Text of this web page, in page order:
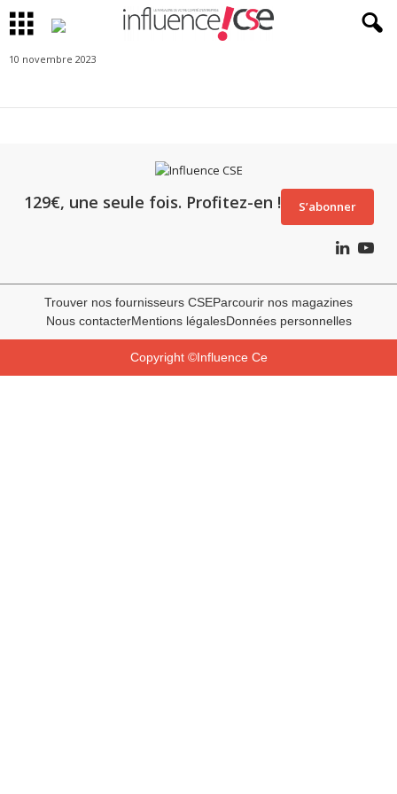
10 novembre 2023
129€, une seule fois. Profitez-en ! S’abonner
Trouver nos fournisseurs CSEParcourir nos magazines
Nous contacterMentions légalesDonnées personnelles
Copyright ©Influence Ce